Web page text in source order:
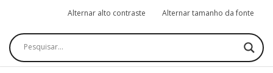
Alternar alto contraste Alternar tamanho da fonte
Pesquisar